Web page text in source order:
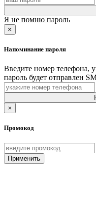
Я не помню пароль
×
Напоминание пароля
Введите номер телефона,
пароль будет отправлен
×
Промокод
Применить